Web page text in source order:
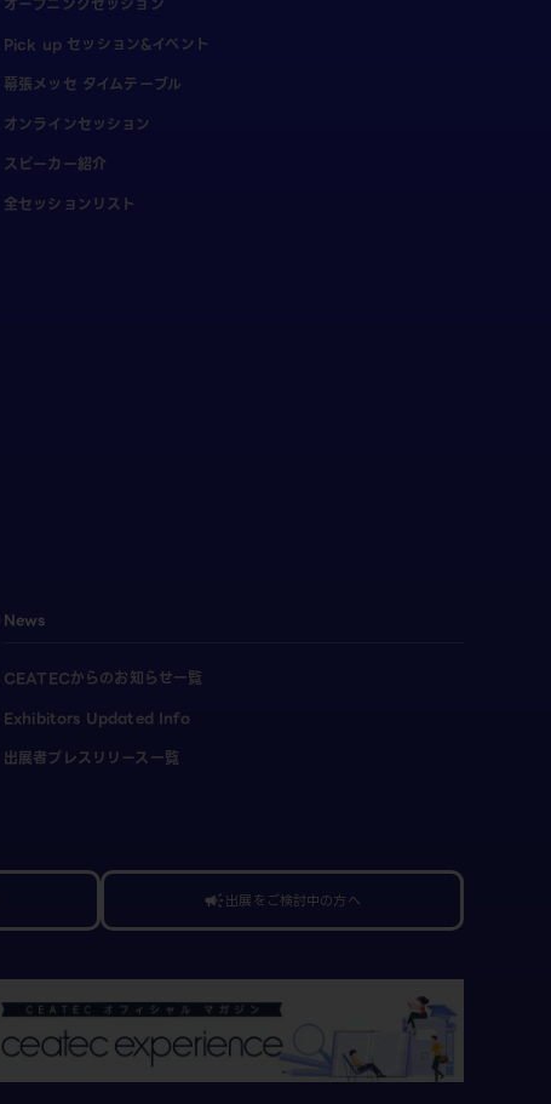
Pick up セッション&イベント
幕張メッセ タイムテーブル
オンラインセッション
スピーカー紹介
全セッションリスト
News
CEATECからのお知らせ一覧
Exhibitors Updated Info
出展者プレスリリース一覧
campaign出展をご検討中の方へ